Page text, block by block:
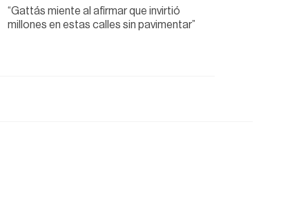
“Gattás miente al afirmar que invirtió
millones en estas calles sin pavimentar”